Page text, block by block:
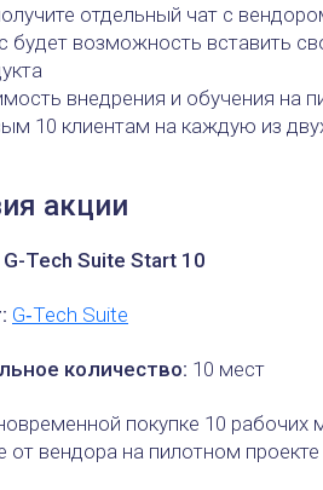
отдельный чат с
будет возможность вставить
внедрения и обучения на
10 клиентам на каждую из
акции
G-Tech Suite Start 10
G‑Tech Suite
количество: 10 мест
покупке 10 рабочих
от вендора на пилотном